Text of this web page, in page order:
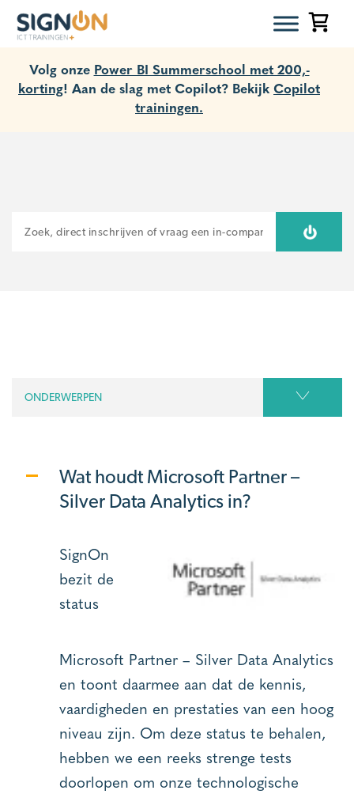
Volg onze Power BI Summerschool met 200,-
korting! Aan de slag met Copilot? Bekijk Copilot
trainingen.
ZOEKEN
ONDERWERPEN
Wat houdt Microsoft Partner –
Silver Data Analytics in?
SignOn
bezit de
status
Microsoft Partner – Silver Data Analytics
en toont daarmee aan dat de kennis,
vaardigheden en prestaties van een hoog
niveau zijn. Om deze status te behalen,
hebben we een reeks strenge tests
doorlopen om onze technologische